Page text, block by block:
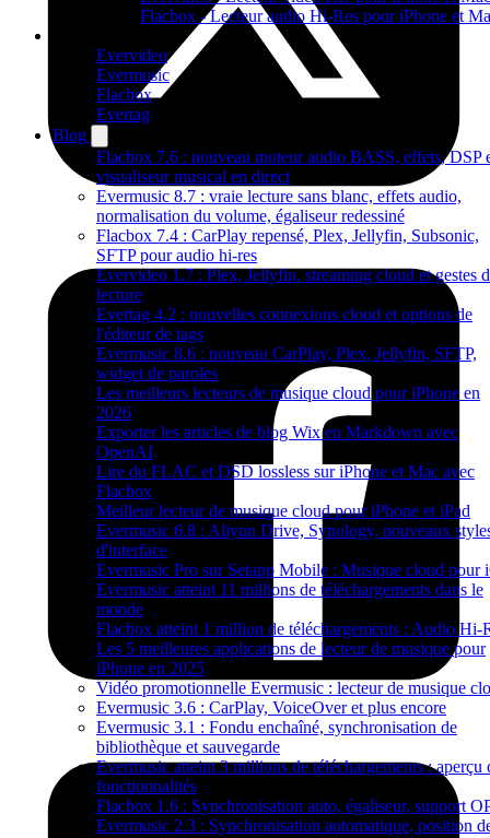
Flacbox - Lecteur audio Hi-Res pour iPhone et
Evervideo
Evermusic
Flacbox
Evertag
Blog
Flacbox 7.6 : nouveau moteur audio BASS, effets, DSP
visualiseur musical en direct
Evermusic 8.7 : vraie lecture sans blanc, effets audio,
normalisation du volume, égaliseur redessiné
Flacbox 7.4 : CarPlay repensé, Plex, Jellyfin, Subsonic,
SFTP pour audio hi-res
Evervideo 1.7 : Plex, Jellyfin, streaming cloud et gestes
lecture
Evertag 4.2 : nouvelles connexions cloud et options de
l'éditeur de tags
Evermusic 8.6 : nouveau CarPlay, Plex, Jellyfin, SFTP,
widget de paroles
Les meilleurs lecteurs de musique cloud pour iPhone en
2026
Exporter les articles de blog Wix en Markdown avec
OpenAI
Lire du FLAC et DSD lossless sur iPhone et Mac avec
Flacbox
Meilleur lecteur de musique cloud pour iPhone et iPad
Evermusic 6.8 : Aliyun Drive, Synology, nouveaux
d'interface
Evermusic Pro sur Setapp Mobile : Musique cloud pour
Evermusic atteint 11 millions de téléchargements dans le
monde
Flacbox atteint 1 million de téléchargements : Audio Hi-
Les 5 meilleures applications de lecteur de musique pour
iPhone en 2025
Vidéo promotionnelle Evermusic : lecteur de musique
Evermusic 3.6 : CarPlay, VoiceOver et plus encore
Evermusic 3.1 : Fondu enchaîné, synchronisation de
bibliothèque et sauvegarde
Evermusic atteint 3 millions de téléchargements : aperçu
fonctionnalités
Flacbox 1.6 : Synchronisation auto, égaliseur, support
Evermusic 2.3 : Synchronisation automatique, position